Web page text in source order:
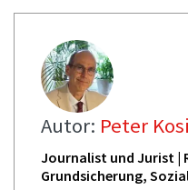
Autor: Peter
Journalist und Jurist |
Grundsicherung,